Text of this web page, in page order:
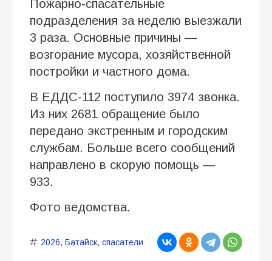
Пожарно-спасательные
подразделения за неделю выезжали
3 раза. Основные причины —
возгорание мусора, хозяйственной
постройки и частного дома.
В ЕДДС-112 поступило 3974 звонка.
Из них 2681 обращение было
передано экстренным и городским
службам. Больше всего сообщений
направлено в скорую помощь —
933.
Фото ведомства.
2026, Батайск, спасатели